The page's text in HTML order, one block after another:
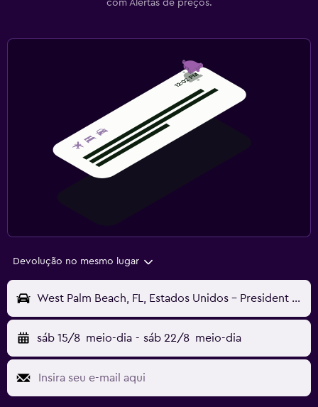
com Alertas de preços.
Devolução no mesmo lugar
West Palm Beach, FL, Estados Unidos - President Donald J. Trump Intl (DJT)
sáb 15/8 meio-dia - sáb 22/8 meio-dia